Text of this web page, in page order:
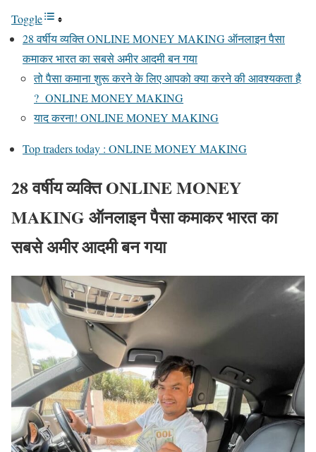
Toggle
28 वर्षीय व्यक्ति ONLINE MONEY MAKING ऑनलाइन पैसा
कमाकर भारत का सबसे अमीर आदमी बन गया
तो पैसा कमाना शुरू करने के लिए आपको क्या करने की आवश्यकता है
? ONLINE MONEY MAKING
याद करना! ONLINE MONEY MAKING
Top traders today : ONLINE MONEY MAKING
28 वर्षीय व्यक्ति ONLINE MONEY
MAKING ऑनलाइन पैसा कमाकर भारत का
सबसे अमीर आदमी बन गया